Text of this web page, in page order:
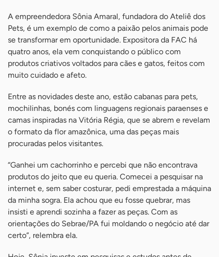
A empreendedora Sônia Amaral, fundadora do Ateliê dos
Pets, é um exemplo de como a paixão pelos animais pode
se transformar em oportunidade. Expositora da FAC há
quatro anos, ela vem conquistando o público com
produtos criativos voltados para cães e gatos, feitos com
muito cuidado e afeto.
Entre as novidades deste ano, estão cabanas para pets,
mochilinhas, bonés com linguagens regionais paraenses e
camas inspiradas na Vitória Régia, que se abrem e revelam
o formato da flor amazônica, uma das peças mais
procuradas pelos visitantes.
“Ganhei um cachorrinho e percebi que não encontrava
produtos do jeito que eu queria. Comecei a pesquisar na
internet e, sem saber costurar, pedi emprestada a máquina
da minha sogra. Ela achou que eu fosse quebrar, mas
insisti e aprendi sozinha a fazer as peças. Com as
orientações do Sebrae/PA fui moldando o negócio até dar
certo”, relembra ela.